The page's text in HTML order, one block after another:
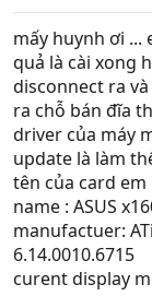
t
e
r
mấy huynh ơi ...
quả là cài xong
disconnect ra
ra chỗ bán đĩa
driver của máy
update là làm
tên của card
name : ASUS
manufactuer:
6.14.0010.6715
curent display